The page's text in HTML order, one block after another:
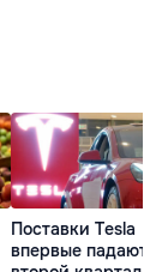
Поставки Tesla
впервые падают